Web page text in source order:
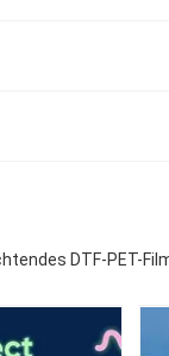
DTF-PET-